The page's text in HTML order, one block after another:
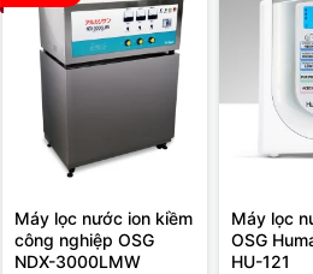
của máy lọc nước ion kiềm atica gold
bảo trì trọn đời
cho máy lọc
sóc khách hàng tận tâm
từ tư vấn
hành, bảo trì.
Máy lọc nước ion kiềm
công nghiệp OSG
NDX-3000LMW
Máy lọc
OSG
HU-121